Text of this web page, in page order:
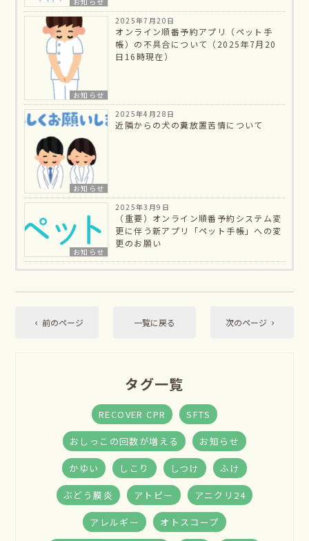
お知らせ
2025年7月20日
オンライン順番予約アプリ（ペット手
帳）の不具合について（2025年7月20
日16時現在）
お知らせ
2025年4月28日
近隣からの犬の糞放置苦情について
お知らせ
2025年3月9日
（重要）オンライン順番予約システム変
更に伴う新アプリ「ペット手帳」への変
更のお願い
前のページ 一覧に戻る 次のページ
タグ一覧
RECOVER CPR SFTS
おしっこの回数が増える お知らせ
かゆい しこり しつけ ふけ
ぶどう膜炎 アトピー アニクリ24
アレルギー オトスコープ